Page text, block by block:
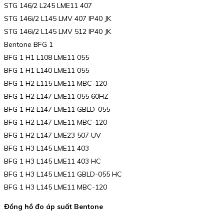
STG 146/2 L245 LME11 407
STG 146i/2 L145 LMV 407 IP40 JK
STG 146i/2 L145 LMV 512 IP40 JK
Bentone BFG 1
BFG 1 H1 L108 LME11 055
BFG 1 H1 L140 LME11 055
BFG 1 H2 L115 LME11 MBC-120
BFG 1 H2 L147 LME11 055 60HZ
BFG 1 H2 L147 LME11 GBLD-055
BFG 1 H2 L147 LME11 MBC-120
BFG 1 H2 L147 LME23 507 UV
BFG 1 H3 L145 LME11 403
BFG 1 H3 L145 LME11 403 HC
BFG 1 H3 L145 LME11 GBLD-055 HC
BFG 1 H3 L145 LME11 MBC-120
Đồng hồ đo áp suất Bentone